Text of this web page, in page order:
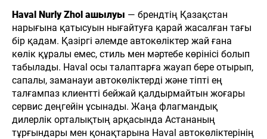
Haval Nurly Zhol ашылуы — брендтің Қазақстан
нарығына қатысуын нығайтуға қарай жасалған тағы
бір қадам. Қазіргі әлемде автокөліктер жай ғана
көлік құралы емес, стиль мен мәртебе көрінісі болып
табылады. Haval осы талаптарға жауап бере отырып,
сапалы, заманауи автокөліктерді және тіпті ең
талғампаз клиентті бейжай қалдырмайтын жоғары
сервис деңгейін ұсынады. Жаңа флагмандық
дилерлік орталықтың арқасында Астананың
тұрғындары мен қонақтарына Haval автокөліктерінің